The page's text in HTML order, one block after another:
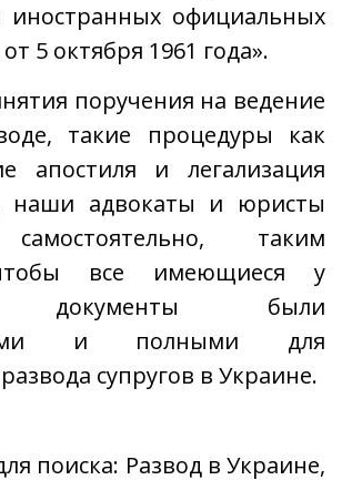
иностранных официальных
5 октября 1961 года».
поручения на ведение
такие процедуры как
апостиля и легализация
наши адвокаты и юристы
таким
все имеющиеся у
документы были
и полными для
супругов в Украине.
поиска: Развод в Украине,